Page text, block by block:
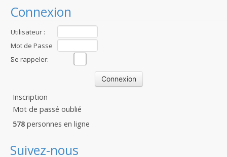
Connexion
Utilisateur :
Mot de Passe
:Se rappeler:
Inscription
Mot de passé oublié
578 personnes en ligne
Suivez-nous